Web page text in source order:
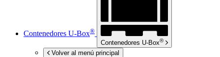
Contenedores U-Box®
Contenedores U-Box®
Volver al menú principal